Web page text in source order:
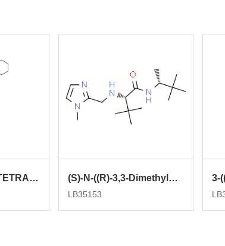
(R)-N-[1-(5,6,7,8-TETRAHYDRONAPHTHALEN-1-YL)ETHYL]-3-[3-(TRIFLUOROMETHYL)PHENYL]-1-PROPYLAMINE (S)-N-((R)-3,3-Dimethylbutan-2-yl)-3,3-dimethyl-2-(((1-methyl-1H-imidazol-2-yl)methyl)amino)butanamide
LB35153